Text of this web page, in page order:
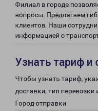
Филиал в городе
вопросы. Предлагаем
клиентов. Наши
информацией о
Узнать тариф и
Чтобы узнать тариф,
доставки, тип перевозки
Город отправки